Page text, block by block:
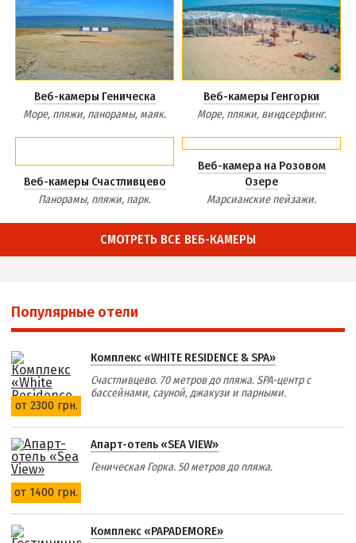
Веб-камеры Геническа
Море, пляжи, панорамы, маяк.
Веб-камеры Генгорки
Море, пляжи, виндсерфинг.
Веб-камеры Счастливцево
Панорамы, пляжи, парк.
Веб-камера на Розовом
Озере
Марсианские пейзажи.
СМОТРЕТЬ ВСЕ ВЕБ-КАМЕРЫ
Популярные отели
от 2300 грн.
Комплекс «WHITE RESIDENCE & SPA»
Счастливцево. 70 метров до пляжа. SPA-центр с
бассейнами, сауной, джакузи и парными.
от 1400 грн.
Апарт-отель «SEA VIEW»
Геническая Горка. 50 метров до пляжа.
Комплекс «PAPADEMORE»